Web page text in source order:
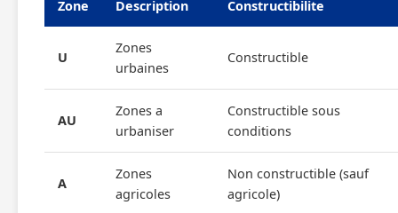
Zone Description Constructibilite
U
Zones
urbaines
Constructible
AU
Zones a
urbaniser
Constructible sous
conditions
A
Zones
agricoles
Non constructible (sauf
agricole)